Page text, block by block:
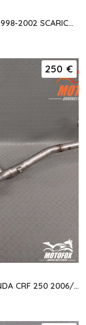
ESPANSIONE KAWASAKI KX 125 1998-2002 SCARICO 181201082
250 €
NUOVO SCARICO LEOVINCE HONDA CRF 250 2006/2009 TERMINALI OMOLOGATO